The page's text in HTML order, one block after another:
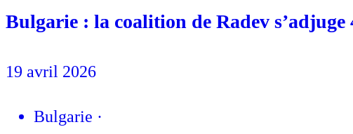
Bulgarie : la coalition de Radev
19 avril 2026
Bulgarie ·